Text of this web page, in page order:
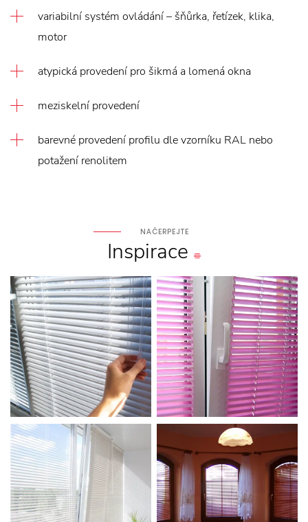
variabilní systém ovládání – šňůrka, řetízek, klika,
motor
atypická provedení pro šikmá a lomená okna
meziskelní provedení
barevné provedení profilu dle vzorníku RAL nebo
potažení renolitem
NAČERPEJTE
Inspirace